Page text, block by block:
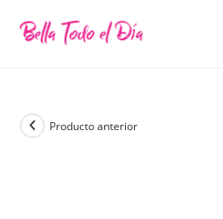
Producto anterior